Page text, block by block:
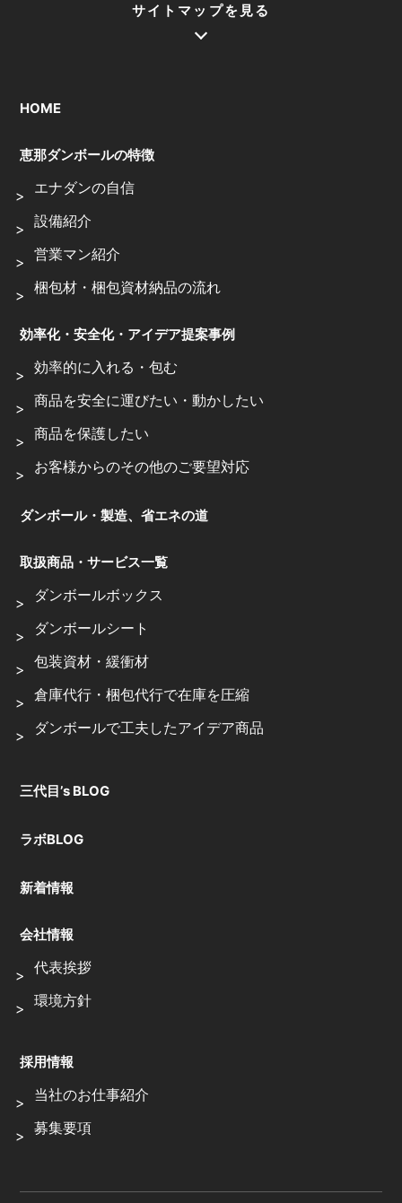
サイトマップを見る
HOME
恵那ダンボールの特徴
エナダンの自信
設備紹介
営業マン紹介
梱包材・梱包資材納品の流れ
効率化・安全化・アイデア提案事例
効率的に入れる・包む
商品を安全に運びたい・動かしたい
商品を保護したい
お客様からのその他のご要望対応
ダンボール・製造、省エネの道
取扱商品・サービス一覧
ダンボールボックス
ダンボールシート
包装資材・緩衝材
倉庫代行・梱包代行で在庫を圧縮
ダンボールで工夫したアイデア商品
三代目’s BLOG
ラボBLOG
新着情報
会社情報
代表挨拶
環境方針
採用情報
当社のお仕事紹介
募集要項